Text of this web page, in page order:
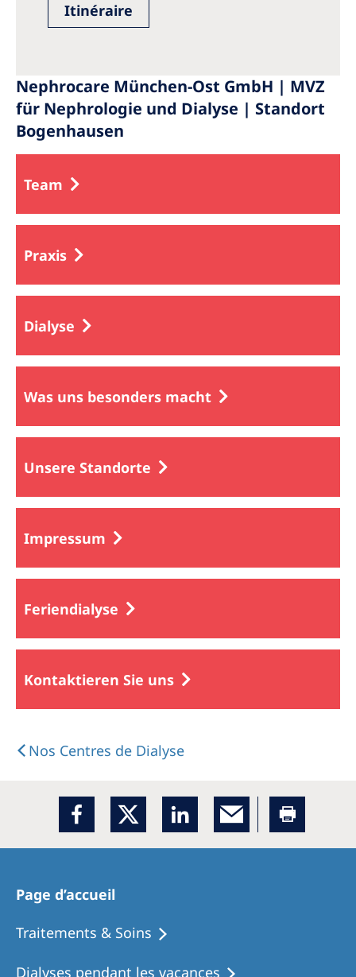
Itinéraire
Nephrocare München-Ost GmbH | MVZ
für Nephrologie und Dialyse | Standort
Bogenhausen
Team
Praxis
Dialyse
Was uns besonders macht
Unsere Standorte
Impressum
Feriendialyse
Kontaktieren Sie uns
Nos Centres de Dialyse
Page d’accueil
Traitements & Soins
Dialyses pendant les vacances